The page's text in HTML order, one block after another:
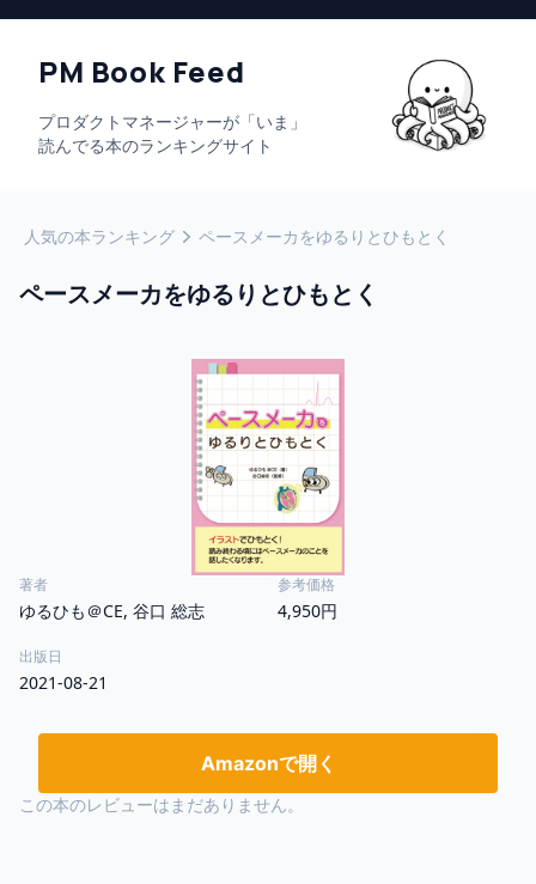
PM Book Feed
プロダクトマネージャーが「いま」
読んでる本のランキングサイト
人気の本ランキング ペースメーカをゆるりとひもとく
ペースメーカをゆるりとひもとく
著者
ゆるひも＠CE, 谷口 総志
参考価格
4,950円
出版日
2021-08-21
Amazonで開く
この本のレビューはまだありません。